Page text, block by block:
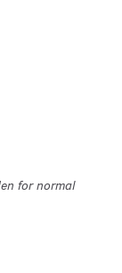
for normal